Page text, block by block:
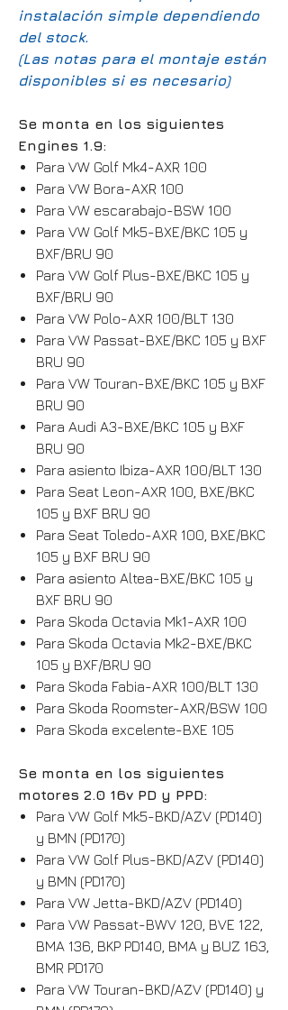
instalación simple dependiendo
del stock.
(Las notas para el montaje están
disponibles si es necesario)
Se monta en los siguientes
Engines 1.9:
Para VW Golf Mk4-AXR 100
Para VW Bora-AXR 100
Para VW escarabajo-BSW 100
Para VW Golf Mk5-BXE/BKC 105 y
BXF/BRU 90
Para VW Golf Plus-BXE/BKC 105 y
BXF/BRU 90
Para VW Polo-AXR 100/BLT 130
Para VW Passat-BXE/BKC 105 y BXF
BRU 90
Para VW Touran-BXE/BKC 105 y BXF
BRU 90
Para Audi A3-BXE/BKC 105 y BXF
BRU 90
Para asiento Ibiza-AXR 100/BLT 130
Para Seat Leon-AXR 100, BXE/BKC
105 y BXF BRU 90
Para Seat Toledo-AXR 100, BXE/BKC
105 y BXF BRU 90
Para asiento Altea-BXE/BKC 105 y
BXF BRU 90
Para Skoda Octavia Mk1-AXR 100
Para Skoda Octavia Mk2-BXE/BKC
105 y BXF/BRU 90
Para Skoda Fabia-AXR 100/BLT 130
Para Skoda Roomster-AXR/BSW 100
Para Skoda excelente-BXE 105
Se monta en los siguientes
motores 2.0 16v PD y PPD:
Para VW Golf Mk5-BKD/AZV (PD140)
y BMN (PD170)
Para VW Golf Plus-BKD/AZV (PD140)
y BMN (PD170)
Para VW Jetta-BKD/AZV (PD140)
Para VW Passat-BWV 120, BVE 122,
BMA 136, BKP PD140, BMA y BUZ 163,
BMR PD170
Para VW Touran-BKD/AZV (PD140) y